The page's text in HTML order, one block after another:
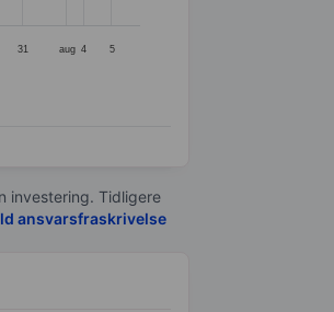
31 aug 4 5
investering. Tidligere
ansvarsfraskrivelse